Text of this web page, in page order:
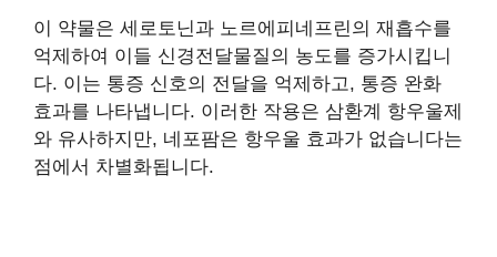
이 약물은 세로토닌과 노르에피네프린의 재흡수를
억제하여 이들 신경전달물질의 농도를 증가시킵니
다. 이는 통증 신호의 전달을 억제하고, 통증 완화
효과를 나타냅니다. 이러한 작용은 삼환계 항우울제
와 유사하지만, 네포팜은 항우울 효과가 없습니다는
점에서 차별화됩니다.